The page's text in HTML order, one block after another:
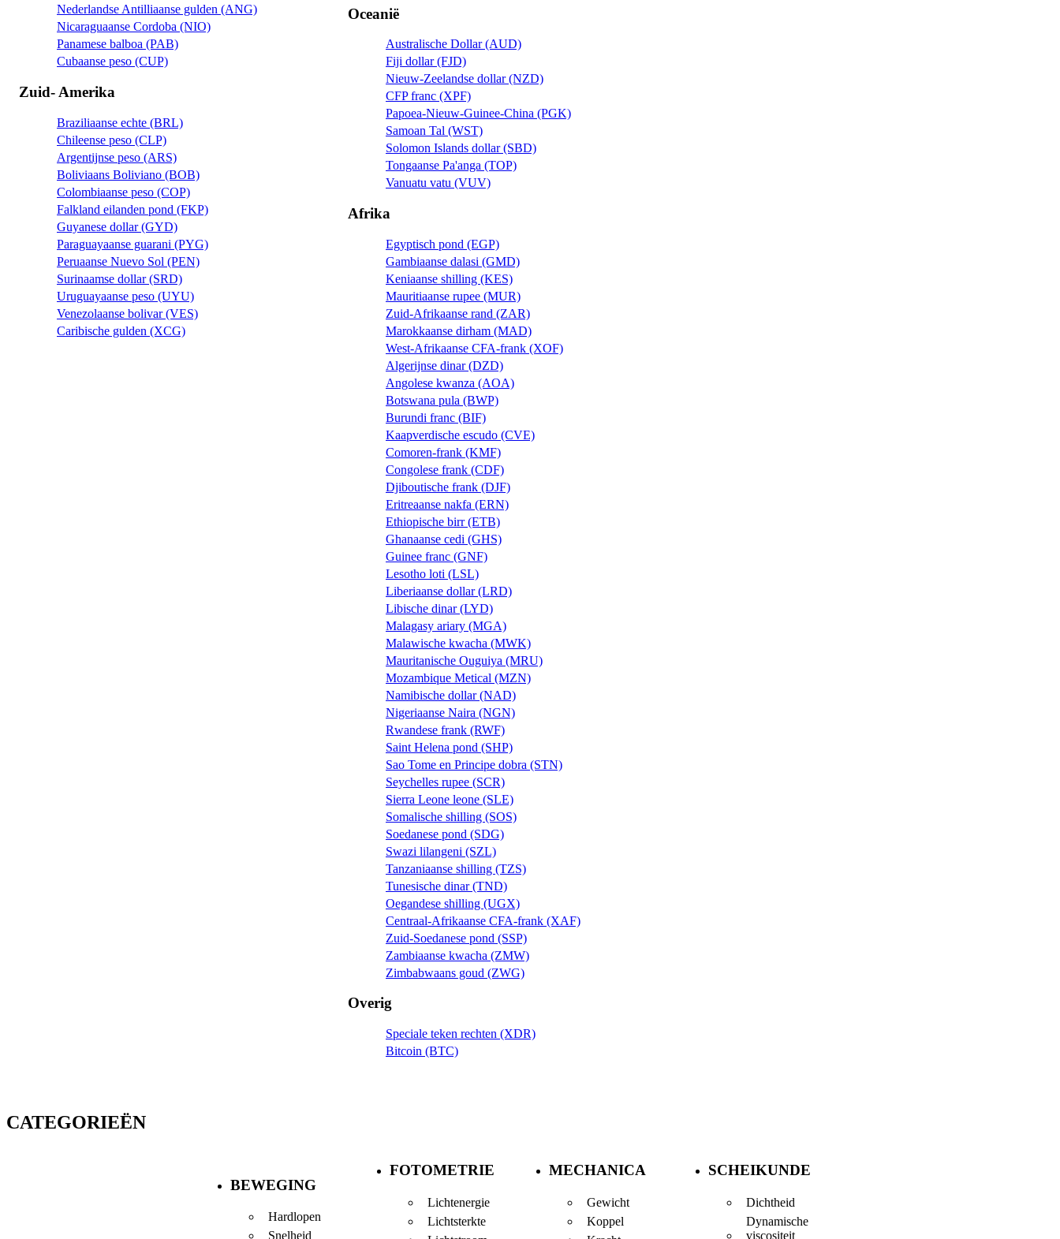
Nederlandse Antilliaanse gulden (ANG)
Nicaraguaanse Cordoba (NIO)
Panamese balboa (PAB)
Cubaanse peso (CUP)
Zuid- Amerika
Braziliaanse echte (BRL)
Chileense peso (CLP)
Argentijnse peso (ARS)
Boliviaans Boliviano (BOB)
Colombiaanse peso (COP)
Falkland eilanden pond (FKP)
Guyanese dollar (GYD)
Paraguayaanse guarani (PYG)
Peruaanse Nuevo Sol (PEN)
Surinaamse dollar (SRD)
Uruguayaanse peso (UYU)
Venezolaanse bolivar (VES)
Caribische gulden (XCG)
Oceanië
Australische Dollar (AUD)
Fiji dollar (FJD)
Nieuw-Zeelandse dollar (NZD)
CFP franc (XPF)
Papoea-Nieuw-Guinee-China (PGK)
Samoan Tal (WST)
Solomon Islands dollar (SBD)
Tongaanse Pa'anga (TOP)
Vanuatu vatu (VUV)
Afrika
Egyptisch pond (EGP)
Gambiaanse dalasi (GMD)
Keniaanse shilling (KES)
Mauritiaanse rupee (MUR)
Zuid-Afrikaanse rand (ZAR)
Marokkaanse dirham (MAD)
West-Afrikaanse CFA-frank (XOF)
Algerijnse dinar (DZD)
Angolese kwanza (AOA)
Botswana pula (BWP)
Burundi franc (BIF)
Kaapverdische escudo (CVE)
Comoren-frank (KMF)
Congolese frank (CDF)
Djiboutische frank (DJF)
Eritreaanse nakfa (ERN)
Ethiopische birr (ETB)
Ghanaanse cedi (GHS)
Guinee franc (GNF)
Lesotho loti (LSL)
Liberiaanse dollar (LRD)
Libische dinar (LYD)
Malagasy ariary (MGA)
Malawische kwacha (MWK)
Mauritanische Ouguiya (MRU)
Mozambique Metical (MZN)
Namibische dollar (NAD)
Nigeriaanse Naira (NGN)
Rwandese frank (RWF)
Saint Helena pond (SHP)
Sao Tome en Principe dobra (STN)
Seychelles rupee (SCR)
Sierra Leone leone (SLE)
Somalische shilling (SOS)
Soedanese pond (SDG)
Swazi lilangeni (SZL)
Tanzaniaanse shilling (TZS)
Tunesische dinar (TND)
Oegandese shilling (UGX)
Centraal-Afrikaanse CFA-frank (XAF)
Zuid-Soedanese pond (SSP)
Zambiaanse kwacha (ZMW)
Zimbabwaans goud (ZWG)
Overig
Speciale teken rechten (XDR)
Bitcoin (BTC)
CATEGORIEËN
BEWEGING
Hardlopen
Snelheid
FOTOMETRIE
Lichtenergie
Lichtsterkte
MECHANICA
Gewicht
Koppel
SCHEIKUNDE
Dichtheid
Dynamische
viscositeit